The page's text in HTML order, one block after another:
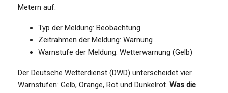
Metern auf.
Typ der Meldung: Beobachtung
Zeitrahmen der Meldung: Warnung
Warnstufe der Meldung: Wetterwarnung (Gelb)
Der Deutsche Wetterdienst (DWD) unterscheidet vier
Warnstufen: Gelb, Orange, Rot und Dunkelrot. Was die